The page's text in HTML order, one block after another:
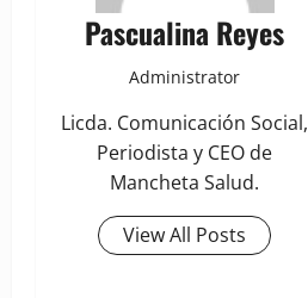
Pascualina Reyes
Administrator
Licda. Comunicación Social,
Periodista y CEO de
Mancheta Salud.
View All Posts